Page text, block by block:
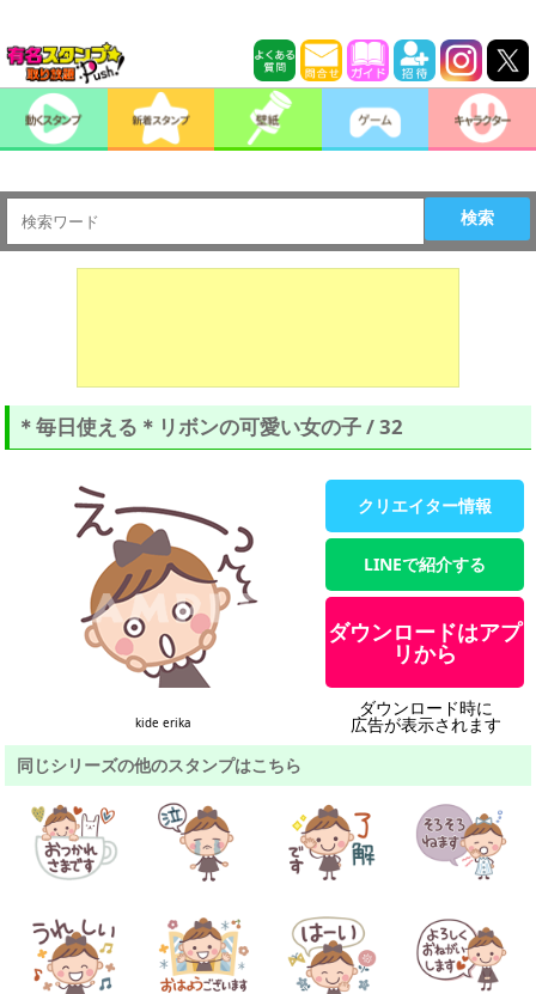
検索
＊毎日使える＊リボンの可愛い女の子 / 32
kide erika
クリエイター情報
LINEで紹介する
ダウンロードはアプ
リから
ダウンロード時に
広告が表示されます
同じシリーズの他のスタンプはこちら